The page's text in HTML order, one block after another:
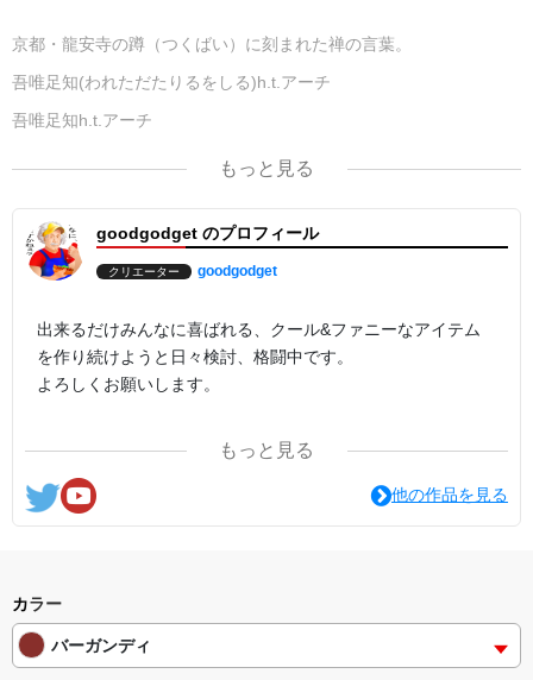
京都・龍安寺の蹲（つくばい）に刻まれた禅の言葉。
吾唯足知(われただたりるをしる)h.t.アーチ
吾唯足知h.t.アーチ
もっと見る
goodgodget のプロフィール
クリエーター goodgodget
出来るだけみんなに喜ばれる、クール&ファニーなアイテム
を作り続けようと日々検討、格闘中です。
よろしくお願いします。
ここの他にも『日日彼是色々面白可笑し。IN SUZURI』や
nichinichioo by BASE にも展開中。
コチラもよろしくお願いします。
もっと見る
他の作品を見る
カラー
バーガンディ